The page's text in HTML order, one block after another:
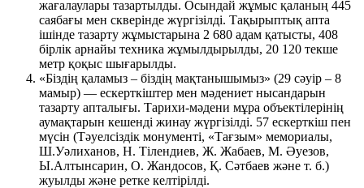
жағалаулары тазартылды. Осындай жұмыс қаланың 445
саябағы мен скверінде жүргізілді. Тақырыптық апта
ішінде тазарту жұмыстарына 2 680 адам қатысты, 408
бірлік арнайы техника жұмылдырылды, 20 120 текше
метр қоқыс шығарылды.
«Біздің қаламыз – біздің мақтанышымыз» (29 сәуір – 8
мамыр) — ескерткіштер мен мәдениет нысандарын
тазарту апталығы. Тарихи-мәдени мұра объектілерінің
аумақтарын кешенді жинау жүргізілді. 57 ескерткіш пен
мүсін (Тәуелсіздік монументі, «Тағзым» мемориалы,
Ш.Уәлиханов, Н. Тілендиев, Ж. Жабаев, М. Әуезов,
Ы.Алтынсарин, О. Жандосов, Қ. Сәтбаев және т. б.)
жуылды және ретке келтірілді.